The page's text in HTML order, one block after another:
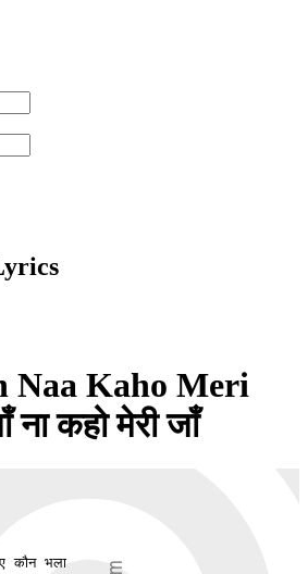
Naa Kaho Meri
कहो मेरी जाँ
कौन भला